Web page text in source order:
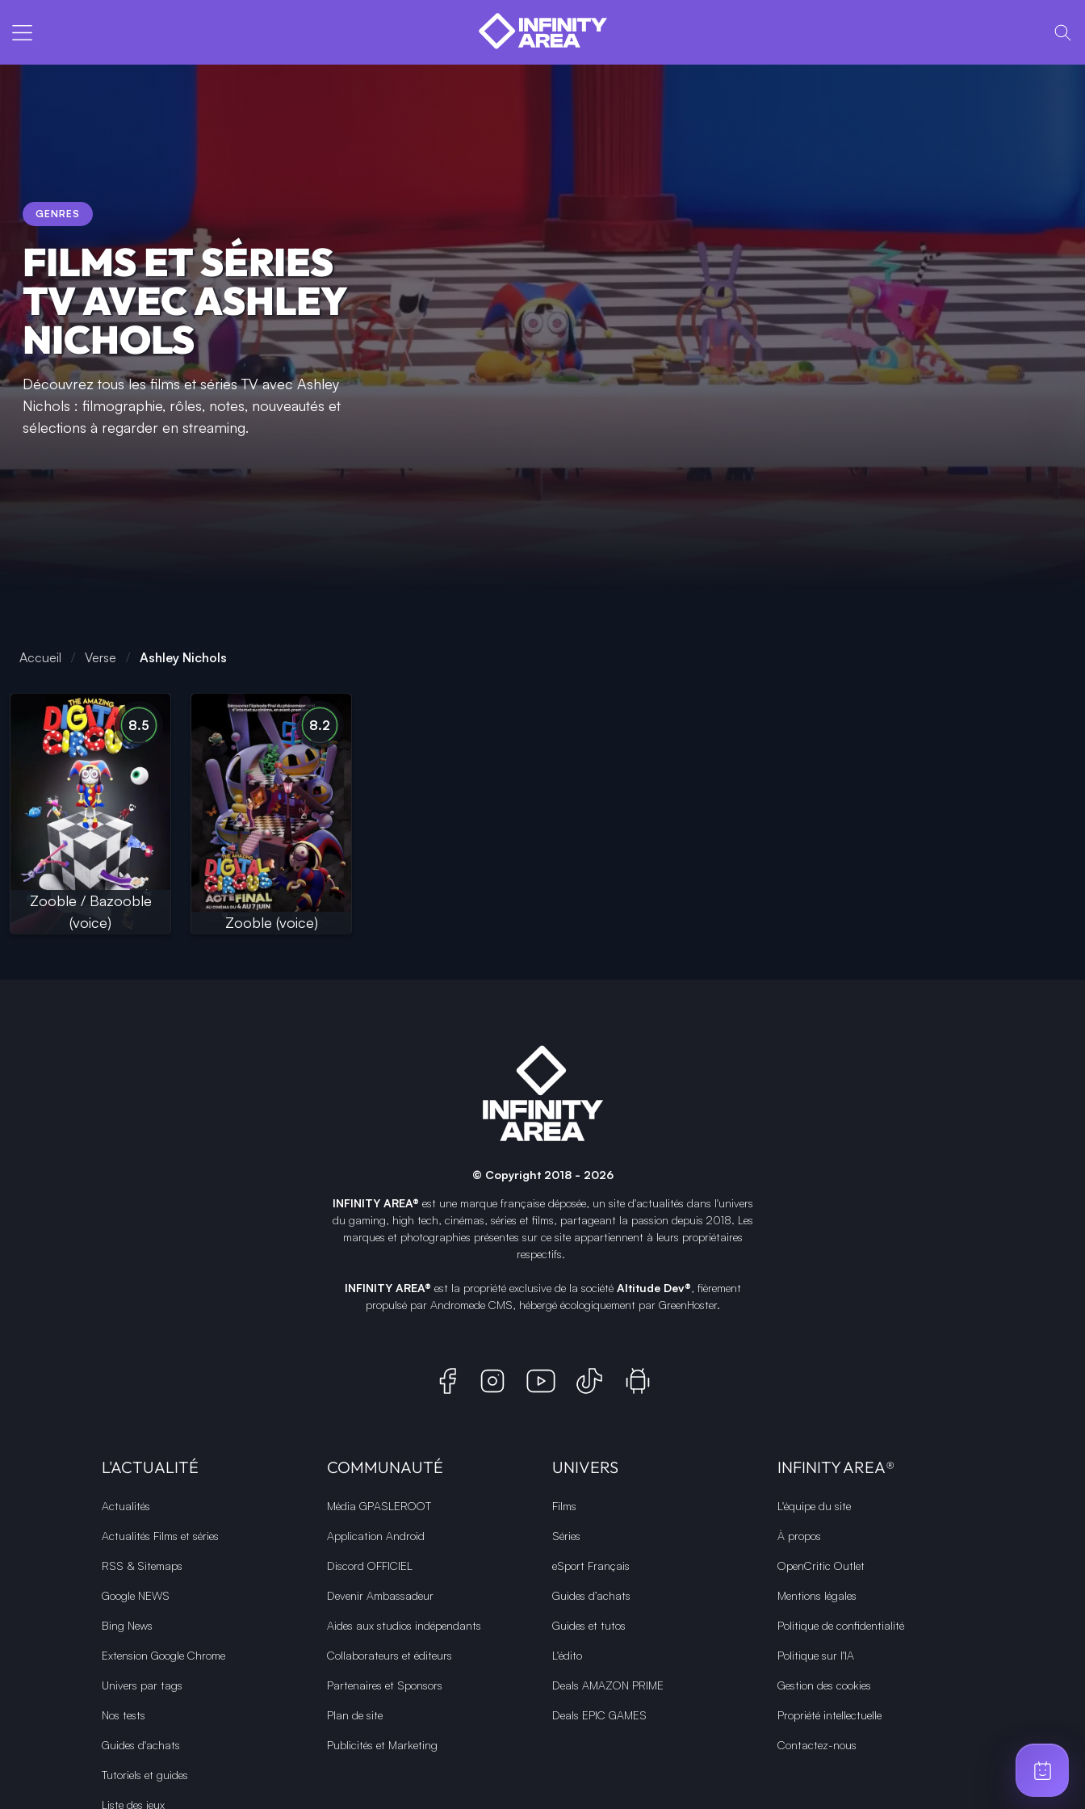
GENRES
FILMS ET SÉRIES
TV AVEC ASHLEY
NICHOLS
Découvrez tous les films et séries TV avec Ashley
Nichols : filmographie, rôles, notes, nouveautés et
sélections à regarder en streaming.
Accueil Verse Ashley Nichols
8.5
Zooble / Bazooble
(voice)
8.2
Zooble (voice)
© Copyright 2018 - 2026
INFINITY AREA® est une marque françaisedéposée, un site d'actualités dans l'univers
du gaming, high tech, cinémas, séries et films, partageant la passion depuis 2018. Les
marques et photographies présentes sur ce site appartiennent à leurs propriétaires
respectifs.
INFINITY AREA® est la propriété exclusive de la société Altitude Dev®, fièrement
propulsé par Andromede CMS, hébergé écologiquement par GreenHoster.
L'ACTUALITÉ
Actualités
Actualités Films et séries
RSS & Sitemaps
Google NEWS
Bing News
Extension Google Chrome
Univers par tags
Nos tests
Guides d'achats
Tutoriels et guides
Liste des jeux
COMMUNAUTÉ
Média GPASLEROOT
Application Android
Discord OFFICIEL
Devenir Ambassadeur
Aides aux studios indépendants
Collaborateurs et éditeurs
Partenaires et Sponsors
Plan de site
Publicités et Marketing
UNIVERS
Films
Séries
eSport Français
Guides d’achats
Guides et tutos
L'édito
Deals AMAZON PRIME
Deals EPIC GAMES
INFINITY AREA®
L'équipe du site
À propos
OpenCritic Outlet
Mentions légales
Politique de confidentialité
Politique sur l'IA
Gestion des cookies
Propriété intellectuelle
Contactez-nous